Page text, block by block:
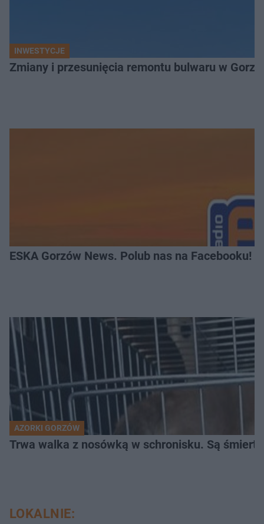
INWESTYCJE
Zmiany i przesunięcia remontu bulwaru w
ESKA Gorzów News. Polub nas na Facebooku!
AZORKI GORZÓW
Trwa walka z nosówką w schronisku. Są
LOKALNIE: